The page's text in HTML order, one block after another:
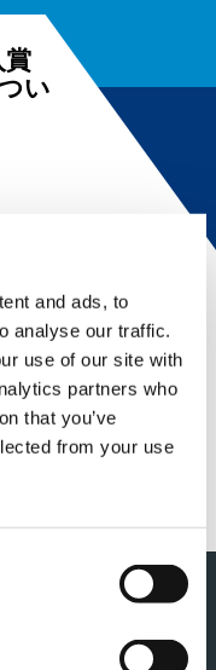
and ads, to
analyse our traffic.
use of our site with
partners who
that you’ve
from your use
い
化チャレンジ」
ました。
さい。
ペ入賞者
て
ページの先頭へ